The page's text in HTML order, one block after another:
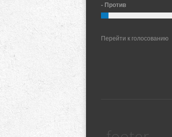
- Против
Перейти к голосованию